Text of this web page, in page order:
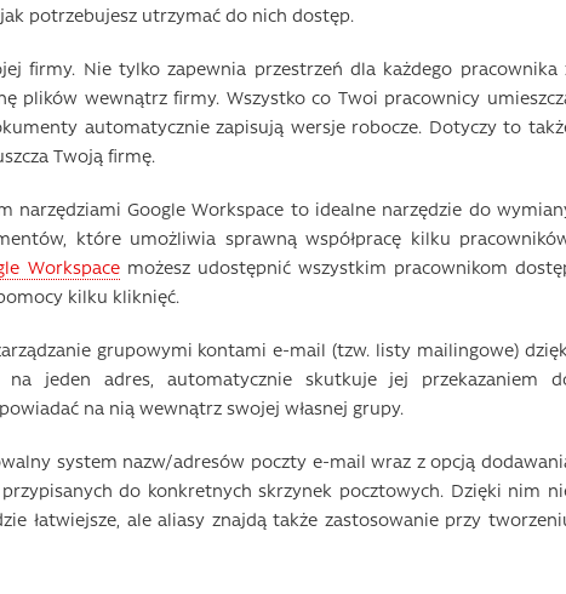
potrzebujesz utrzymać do nich dostęp.
firmy. Nie tylko zapewnia przestrzeń dla każdego pracownika
plików wewnątrz firmy. Wszystko co Twoi pracownicy
automatycznie zapisują wersje robocze. Dotyczy to
Twoją firmę.
narzędziami Google Workspace to idealne narzędzie do
które umożliwia sprawną współpracę kilku
Workspacemożesz udostępnić wszystkim pracownikom
kilku kliknięć.
grupowymi kontami e-mail (tzw. listy mailingowe)
jeden adres, automatycznie skutkuje jej przekazaniem
na nią wewnątrz swojej własnej grupy.
system nazw/adresów poczty e-mail wraz z opcją
do konkretnych skrzynek pocztowych. Dzięki nim
łatwiejsze, ale aliasy znajdą także zastosowanie przy